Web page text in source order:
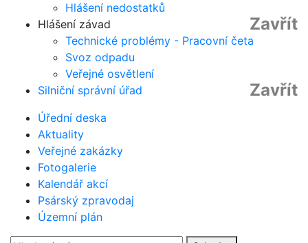
Hlášení nedostatků
Zavřít
Hlášení závad
Technické problémy - Pracovní četa
Svoz odpadu
Veřejné osvětlení
Zavřít
Silniční správní úřad
Úřední deska
Aktuality
Veřejné zakázky
Fotogalerie
Kalendář akcí
Psárský zpravodaj
Územní plán